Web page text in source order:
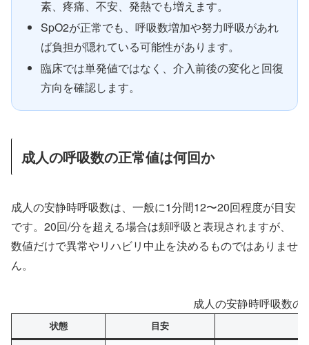
素、疼痛、不安、発熱でも増えます。
SpO2が正常でも、呼吸数増加や努力呼吸があれ
ば負担が隠れている可能性があります。
臨床では単発値ではなく、介入前後の変化と回復
方向を確認します。
成人の呼吸数の正常値は何回か
成人の安静時呼吸数は、一般に1分間12〜20回程度が目安
です。20回/分を超える場合は頻呼吸と表現されますが、
数値だけで異常やリハビリ中止を決めるものではありませ
ん。
成人の安静時呼吸数の
状態 目安